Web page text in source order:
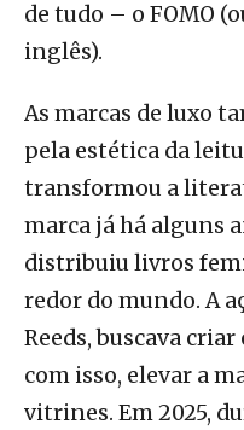
de tudo – o FOMO
inglês).
As marcas de luxo
pela estética da
transformou a
marca já há alguns
distribuiu livros
redor do mundo. A
Reeds, buscava
com isso, elevar a
vitrines. Em 2025,